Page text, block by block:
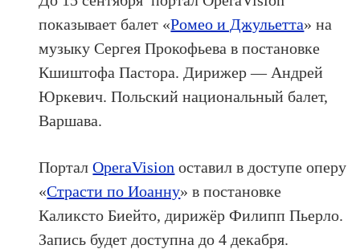
показывает балет «Ромео и Джульетта» на
музыку Сергея Прокофьева в постановке
Кшиштофа Пастора. Дирижер — Андрей
Юркевич. Польский национальный балет,
Варшава.
ПорталOperaVision оставил в доступе оперу
«Страсти по Иоанну» в постановке
Каликсто Биейто, дирижёр Филипп Пьерло.
Запись будет доступна до 4 декабря.